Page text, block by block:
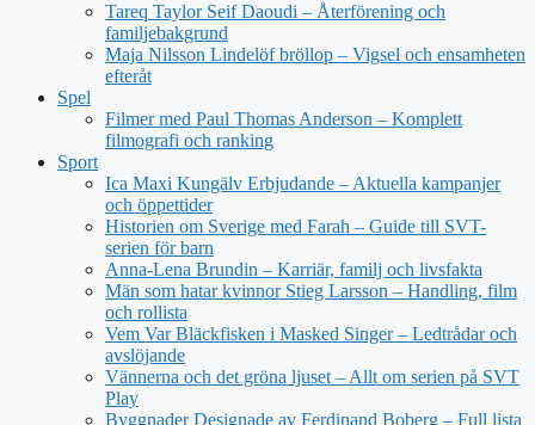
Tareq Taylor Seif Daoudi – Återförening och
familjebakgrund
Maja Nilsson Lindelöf bröllop – Vigsel och ensamheten
efteråt
Spel
Filmer med Paul Thomas Anderson – Komplett
filmografi och ranking
Sport
Ica Maxi Kungälv Erbjudande – Aktuella kampanjer
och öppettider
Historien om Sverige med Farah – Guide till SVT-
serien för barn
Anna-Lena Brundin – Karriär, familj och livsfakta
Män som hatar kvinnor Stieg Larsson – Handling, film
och rollista
Vem Var Bläckfisken i Masked Singer – Ledtrådar och
avslöjande
Vännerna och det gröna ljuset – Allt om serien på SVT
Play
Byggnader Designade av Ferdinand Boberg – Full lista